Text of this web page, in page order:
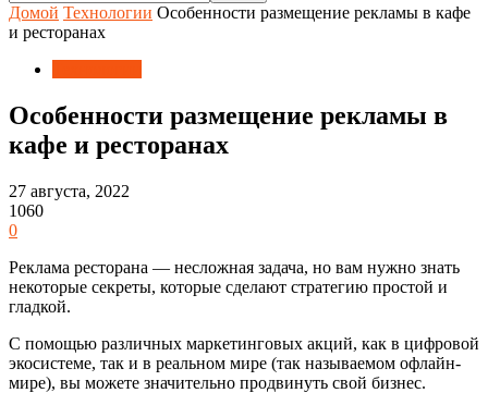
Домой Технологии Особенности размещение рекламы в кафе
и ресторанах
Особенности размещение рекламы в
кафе и ресторанах
27 августа, 2022
1060
0
Реклама ресторана — несложная задача, но вам нужно знать
некоторые секреты, которые сделают стратегию простой и
гладкой.
С помощью различных маркетинговых акций, как в цифровой
экосистеме, так и в реальном мире (так называемом офлайн-
мире), вы можете значительно продвинуть свой бизнес.